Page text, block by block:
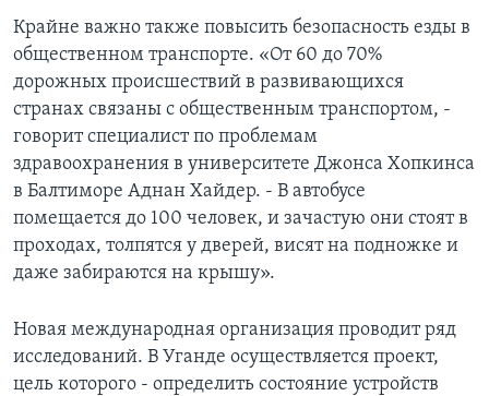
Крайне важно также повысить безопасность езды в
общественном транспорте. «От 60 до 70%
дорожных происшествий в развивающихся
странах связаны с общественным транспортом, -
говорит специалист по проблемам
здравоохранения в университете Джонса Хопкинса
в Балтиморе Аднан Хайдер. - В автобусе
помещается до 100 человек, и зачастую они стоят в
проходах, толпятся у дверей, висят на подножке и
даже забираются на крышу».
Новая международная организация проводит ряд
исследований. В Уганде осуществляется проект,
цель которого - определить состояние устройств